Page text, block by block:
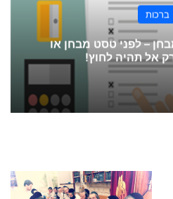
ברכות
– לפני טסט מבחן או
אל תהיה לחוץ!